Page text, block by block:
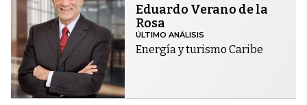
Eduardo Verano de la
Rosa
ÚLTIMO ANÁLISIS
Energía y turismo Caribe